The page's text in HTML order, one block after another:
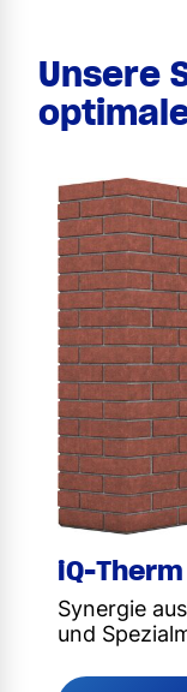
Unsere
iQ-
Synergie
und